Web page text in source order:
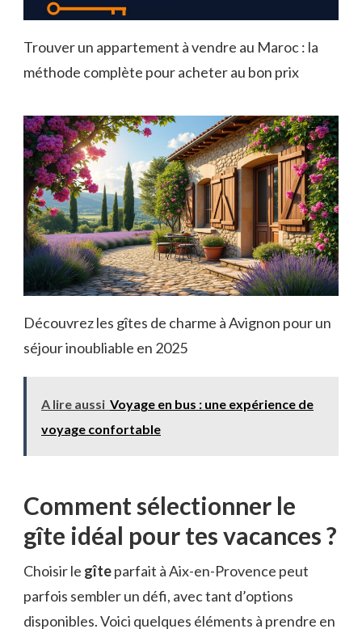
Trouver un appartement à vendre au Maroc : la
méthode complète pour acheter au bon prix
Découvrez les gîtes de charme à Avignon pour un
séjour inoubliable en 2025
A lire aussi Voyage en bus : une expérience de
voyage confortable
Comment sélectionner le
gîte idéal pour tes vacances ?
Choisir le gîteparfait à Aix-en-Provence peut
parfois sembler un défi, avec tant d’options
disponibles. Voici quelques éléments à prendre en